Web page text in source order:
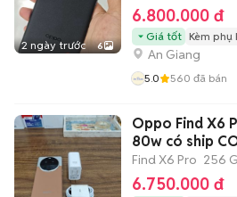
2 ngày trước 6
6.800.000 đ
Giá tốt Kèm phụ
An Giang
5.0 560 đã bán
Oppo Find X6
80w có ship
Find X6 Pro 256
6.750.000 đ